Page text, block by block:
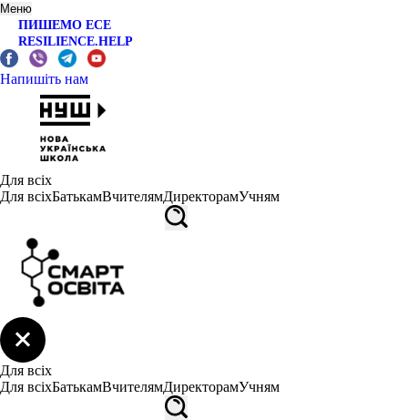
Меню
ПИШЕМО ЕСЕ
RESILIENCE.HELP
Напишіть нам
Для всіх
Для всіхБатькамВчителямДиректорамУчням
Для всіх
Для всіхБатькамВчителямДиректорамУчням